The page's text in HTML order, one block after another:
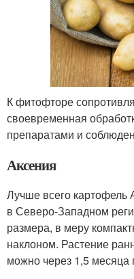
К фитофторе
своевременная
препаратами и
Аксения
Лучше всего картофель
в Северо-Западном
размера, в меру
наклоном. Растение
можно через 1,5 месяца